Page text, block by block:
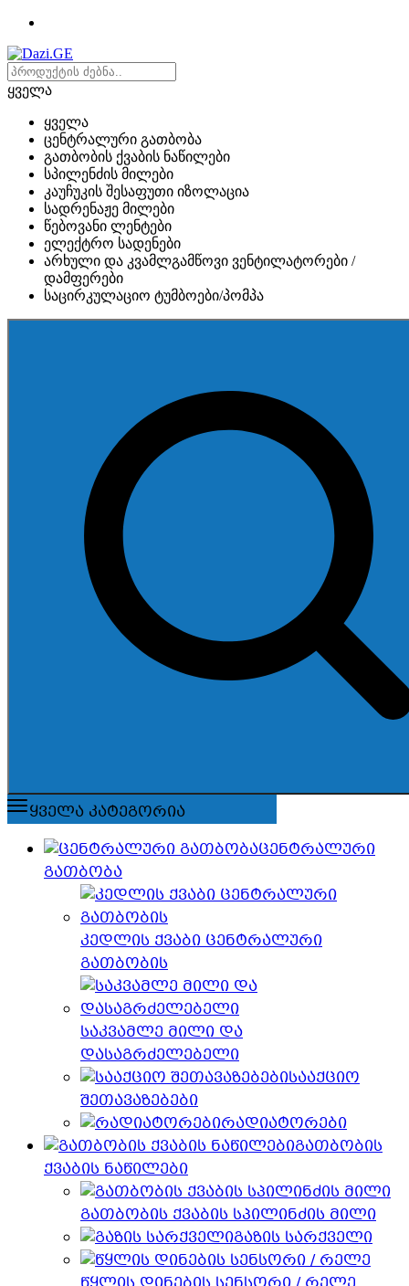
ყველა
ყველა
ცენტრალური გათბობა
გათბობის ქვაბის ნაწილები
სპილენძის მილები
კაუჩუკის შესაფუთი იზოლაცია
სადრენაჟე მილები
წებოვანი ლენტები
ელექტრო სადენები
არხული და კვამლგამწოვი ვენტილატორები /
დამფერები
საცირკულაციო ტუმბოები/პომპა
ყველა კატეგორია
ცენტრალური
გათბობა
კედლის ქვაბი ცენტრალური
გათბობის
საკვამლე მილი და
დასაგრძელებელი
სააქციო
შეთავაზებები
რადიატორები
გათბობის
ქვაბის ნაწილები
გათბობის ქვაბის სპილინძის მილი
გაზის სარქველი